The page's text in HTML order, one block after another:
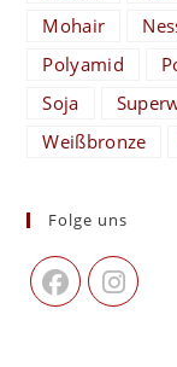
Mohair
Polyamid
Soja
Weißbronze
Folge uns